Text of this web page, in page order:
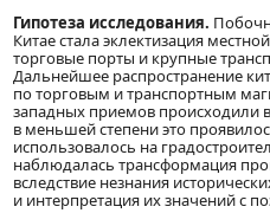
Гипотеза исследования.
Китае стала эклектизация
торговые порты и крупные
Дальнейшее распространение
по торговым и транспортным
западных приемов происходили
в меньшей степени это
использовалось на
наблюдалась трансформация
вследствие незнания
и интерпретация их значений с